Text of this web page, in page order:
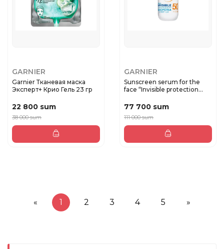
GARNIER
Garnier Тканевая маска
Эксперт+ Крио Гель 23 гр
22 800 sum
38 000 sum
GARNIER
Sunscreen serum for the
face “Invisible protection...
77 700 sum
111 000 sum
« 1 2 3 4 5 »